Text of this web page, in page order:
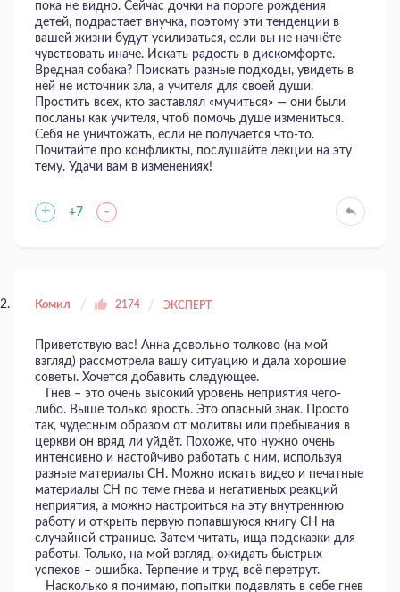
пока не видно. Сейчас дочки на пороге рождения
детей, подрастает внучка, поэтому эти тенденции в
вашей жизни будут усиливаться, если вы не начнёте
чувствовать иначе. Искать радость в дискомфорте.
Вредная собака? Поискать разные подходы, увидеть в
ней не источник зла, а учителя для своей души.
Простить всех, кто заставлял «мучиться» — они были
посланы как учителя, чтоб помочь душе измениться.
Себя не уничтожать, если не получается что-то.
Почитайте про конфликты, послушайте лекции на эту
тему. Удачи вам в изменениях!
+ +7 -
Комил 2174 ЭКСПЕРТ
Приветствую вас! Анна довольно толково (на мой
взгляд) рассмотрела вашу ситуацию и дала хорошие
советы. Хочется добавить следующее.
Гнев – это очень высокий уровень неприятия чего-
либо. Выше только ярость. Это опасный знак. Просто
так, чудесным образом от молитвы или пребывания в
церкви он вряд ли уйдёт. Похоже, что нужно очень
интенсивно и настойчиво работать с ним, используя
разные материалы СН. Можно искать видео и печатные
материалы СН по теме гнева и негативных реакций
неприятия, а можно настроиться на эту внутреннюю
работу и открыть первую попавшуюся книгу СН на
случайной странице. Затем читать, ища подсказки для
работы. Только, на мой взгляд, ожидать быстрых
успехов – ошибка. Терпение и труд всё перетрут.
Насколько я понимаю, попытки подавлять в себе гнев